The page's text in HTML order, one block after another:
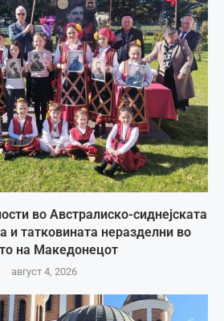
во Австралиско-сиднејската
и татковината неразделни во
на Македонецот
август 4, 2026